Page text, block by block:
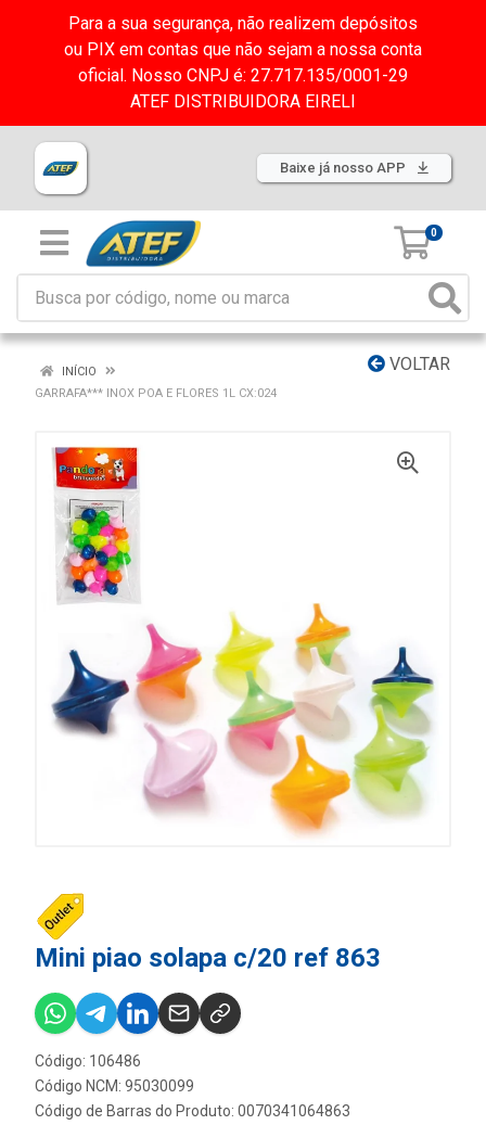
Para a sua segurança, não realizem depósitos
ou PIX em contas que não sejam a nossa conta
oficial. Nosso CNPJ é: 27.717.135/0001-29
ATEF DISTRIBUIDORA EIRELI
Baixe já nosso APP
0
VOLTAR
INÍCIO
GARRAFA*** INOX POA E FLORES 1L CX:024
Mini piao solapa c/20 ref 863
Código: 106486
Código NCM: 95030099
Código de Barras do Produto: 0070341064863